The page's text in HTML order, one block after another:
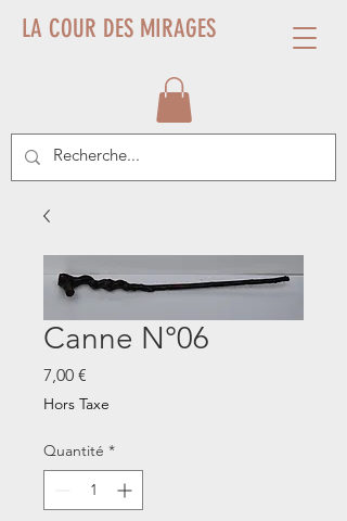
LA COUR DES MIRAGES
Canne N°06
7,00 €
Hors Taxe
Quantité *